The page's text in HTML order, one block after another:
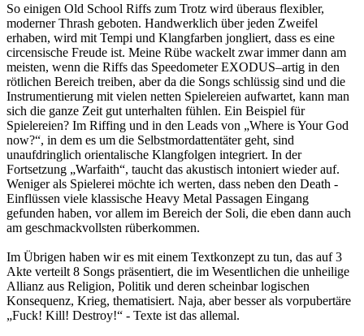
So einigen Old School Riffs zum Trotz wird überaus flexibler,
moderner Thrash geboten. Handwerklich über jeden Zweifel
erhaben, wird mit Tempi und Klangfarben jongliert, dass es eine
circensische Freude ist. Meine Rübe wackelt zwar immer dann am
meisten, wenn die Riffs das Speedometer EXODUS–artig in den
rötlichen Bereich treiben, aber da die Songs schlüssig sind und die
Instrumentierung mit vielen netten Spielereien aufwartet, kann man
sich die ganze Zeit gut unterhalten fühlen. Ein Beispiel für
Spielereien? Im Riffing und in den Leads von „Where is Your God
now?“, in dem es um die Selbstmordattentäter geht, sind
unaufdringlich orientalische Klangfolgen integriert. In der
Fortsetzung „Warfaith“, taucht das akustisch intoniert wieder auf.
Weniger als Spielerei möchte ich werten, dass neben den Death -
Einflüssen viele klassische Heavy Metal Passagen Eingang
gefunden haben, vor allem im Bereich der Soli, die eben dann auch
am geschmackvollsten rüberkommen.
Im Übrigen haben wir es mit einem Textkonzept zu tun, das auf 3
Akte verteilt 8 Songs präsentiert, die im Wesentlichen die unheilige
Allianz aus Religion, Politik und deren scheinbar logischen
Konsequenz, Krieg, thematisiert. Naja, aber besser als vorpubertäre
„Fuck! Kill! Destroy!“ - Texte ist das allemal.